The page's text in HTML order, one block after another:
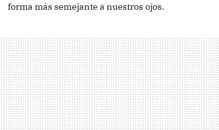
forma más semejante a nuestros ojos.